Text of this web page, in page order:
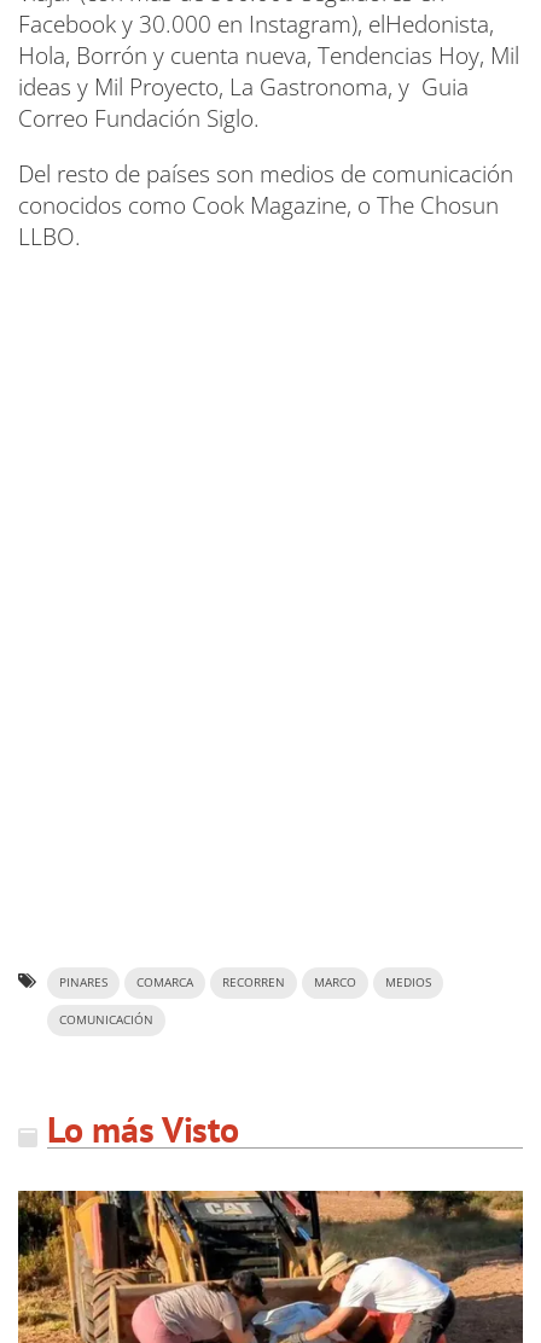
Facebook y 30.000 en Instagram), elHedonista,
Hola, Borrón y cuenta nueva, Tendencias Hoy, Mil
ideas y Mil Proyecto, La Gastronoma, y Guia
Correo Fundación Siglo.
Del resto de países son medios de comunicación
conocidos como Cook Magazine, o The Chosun
LLBO.
PINARES COMARCA RECORREN MARCO MEDIOS
COMUNICACIÓN
Lo más Visto